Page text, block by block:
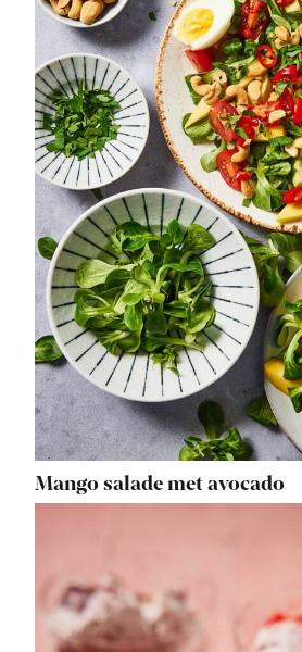
Mango salade met avocado